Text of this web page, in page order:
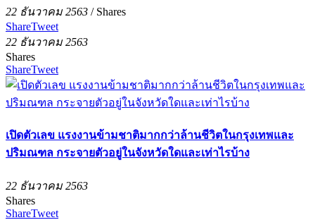
22 ธันวาคม 2563 / Shares
ShareTweet
22 ธันวาคม 2563
Shares
ShareTweet
เปิดตัวเลข แรงงานข้ามชาติมากกว่าล้านชีวิตในกรุงเทพและ
ปริมณฑล กระจายตัวอยู่ในจังหวัดใดและเท่าไรบ้าง
22 ธันวาคม 2563
Shares
ShareTweet